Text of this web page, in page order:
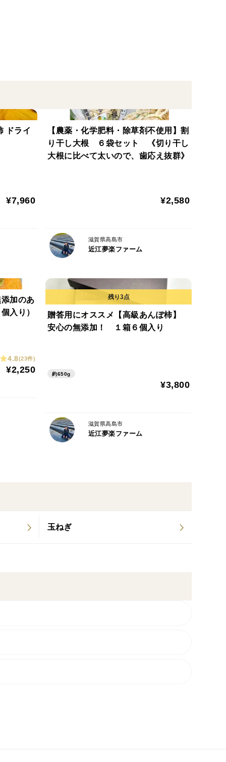
「オーラパック」で丁寧に個包装し、段ボールに詰
召し上がりいただけます。
一品として食卓を彩ります。
す。
ください。
り出荷できない場合がございます。
玉ねぎ
ドライ
¥7,960
【農薬・化学肥料・除草剤不使用】割
り干し大根 ６袋セット 《切り干し
大根に比べて太いので、歯応え抜群》
¥2,580
滋賀県高島市
近江夢楽ファーム
添加のあ
入り）
4.8(23件)
¥2,250
贈答用にオススメ【高級あんぽ柿】
安心の無添加！ １箱６個入り
約650g
¥3,800
滋賀県高島市
近江夢楽ファーム